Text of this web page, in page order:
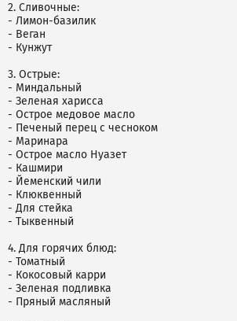
2. Сливочные:
- Лимон-базилик
- Веган
- Кунжут
3. Острые:
- Миндальный
- Зеленая харисса
- Острое медовое масло
- Печеный перец с чесноком
- Маринара
- Острое масло Нуазет
- Кашмири
- Йеменский чили
- Клюквенный
- Для стейка
- Тыквенный
4. Для горячих блюд:
- Томатный
- Кокосовый карри
- Зеленая подливка
- Пряный масляный